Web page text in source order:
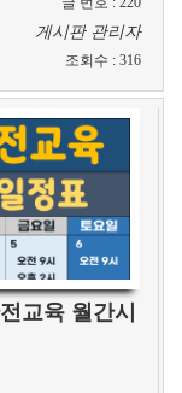
게시판 관리자
조회수 : 316
교육 월간시